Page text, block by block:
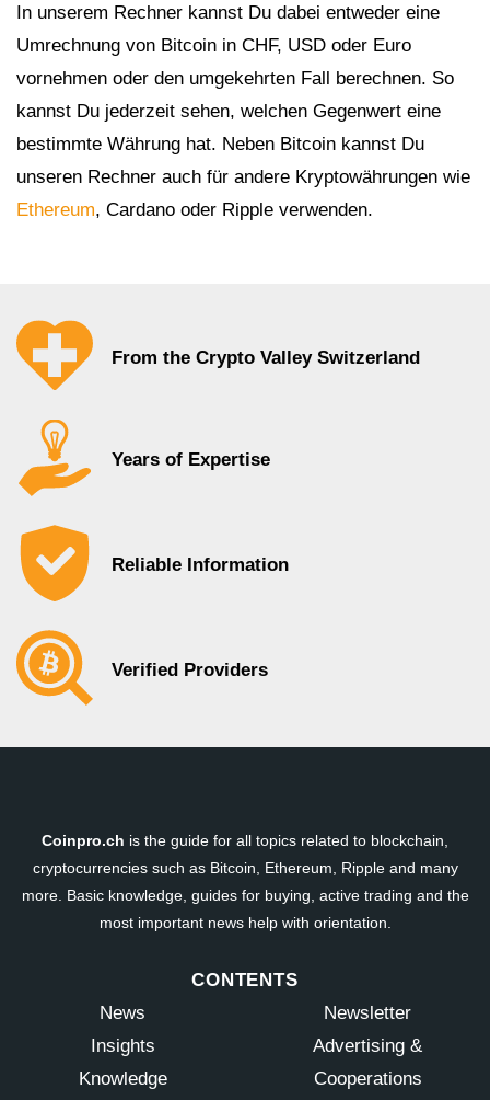
In unserem Rechner kannst Du dabei entweder eine
Umrechnung von Bitcoin in CHF, USD oder Euro
vornehmen oder den umgekehrten Fall berechnen. So
kannst Du jederzeit sehen, welchen Gegenwert eine
bestimmte Währung hat. Neben Bitcoin kannst Du
unseren Rechner auch für andere Kryptowährungen wie
Ethereum, Cardano oder Ripple verwenden.
From the Crypto Valley Switzerland
Years of Expertise
Reliable Information
Verified Providers
Coinpro.ch is the guide for all topics related to blockchain,
cryptocurrencies such as Bitcoin, Ethereum, Ripple and many
more. Basic knowledge, guides for buying, active trading and the
most important news help with orientation.
CONTENTS
News
Insights
Knowledge
Newsletter
Advertising &
Cooperations